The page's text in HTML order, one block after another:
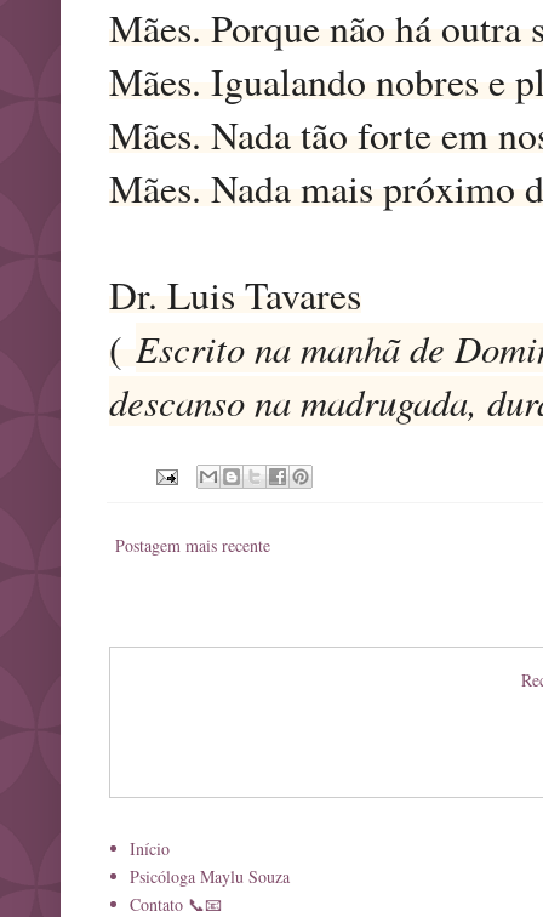
Mães. Porque não há outra
Mães. Igualando nobres e
Mães. Nada tão forte em
Mães. Nada mais próximo
Dr. Luis Tavares
( Escrito na manhã de
descanso na madrugada,
Postagem mais recente
Início
Psicóloga Maylu Souza
Contato 📞📧